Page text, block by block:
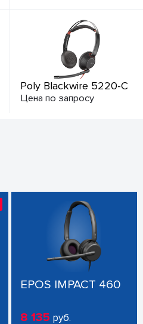
Poly Blackwire 5220-C
Цена по запросу
EPOS IMPACT 460
8 135 руб.